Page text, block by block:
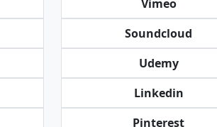
Vimeo
Soundcloud
Udemy
Linkedin
Pinterest